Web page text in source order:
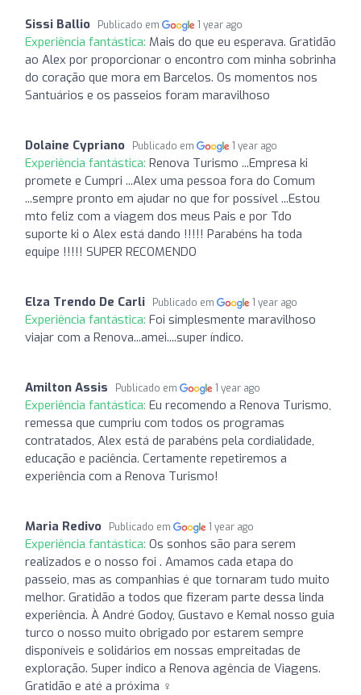
Sissi Ballio Publicado em 1 year ago
Experiência fantástica: Mais do que eu esperava. Gratidão
ao Alex por proporcionar o encontro com minha sobrinha
do coração que mora em Barcelos. Os momentos nos
Santuários e os passeios foram maravilhoso
Dolaine Cypriano Publicado em 1 year ago
Experiência fantástica: Renova Turismo ...Empresa ki
promete e Cumpri ...Alex uma pessoa fora do Comum
...sempre pronto em ajudar no que for possível ...Estou
mto feliz com a viagem dos meus Pais e por Tdo
suporte ki o Alex está dando !!!!! Parabéns ha toda
equipe !!!!! SUPER RECOMENDO
Elza Trendo De Carli Publicado em 1 year ago
Experiência fantástica: Foi simplesmente maravilhoso
viajar com a Renova...amei....super índico.
Amilton Assis Publicado em 1 year ago
Experiência fantástica: Eu recomendo a Renova Turismo,
remessa que cumpriu com todos os programas
contratados, Alex está de parabéns pela cordialidade,
educação e paciência. Certamente repetiremos a
experiência com a Renova Turismo!
Maria Redivo Publicado em 1 year ago
Experiência fantástica: Os sonhos são para serem
realizados e o nosso foi . Amamos cada etapa do
passeio, mas as companhias é que tornaram tudo muito
melhor. Gratidão a todos que fizeram parte dessa linda
experiência. À André Godoy, Gustavo e Kemal nosso guia
turco o nosso muito obrigado por estarem sempre
disponíveis e solidários em nossas empreitadas de
exploração. Super indico a Renova agência de Viagens.
Gratidão e até a próxima ‍♀️